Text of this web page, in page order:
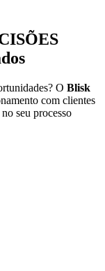
O Blisk
com clientes
seu processo